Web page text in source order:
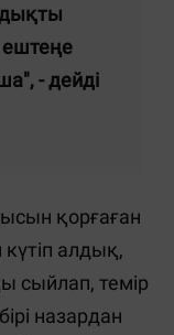
ештеңе
- дейді
қорғаған
алдық,
сыйлап, темір
назардан